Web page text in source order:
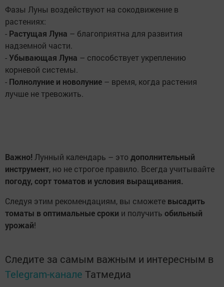
Фазы Луны воздействуют на сокодвижение в
растениях:
- Растущая Луна – благоприятна для развития
надземной части.
-Убывающая Луна – способствует укреплению
корневой системы.
- Полнолуние и новолуние – время, когда растения
лучше не тревожить.
Важно! Лунный календарь – это дополнительный
инструмент, но не строгое правило. Всегда учитывайте
погоду, сорт томатов и условия выращивания.
Следуя этим рекомендациям, вы сможете высадить
томаты в оптимальные сроки и получить обильный
урожай!
Следите за самым важным и интересным в
Telegram-канале Татмедиа